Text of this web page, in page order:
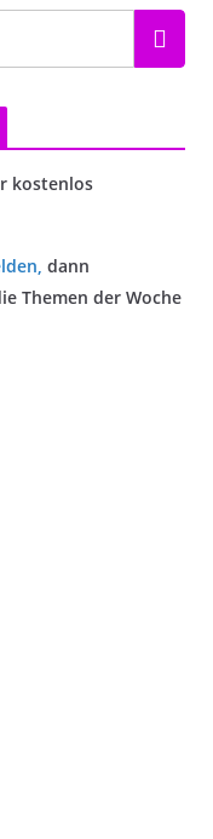
kostenlos
dann
Themen der Woche